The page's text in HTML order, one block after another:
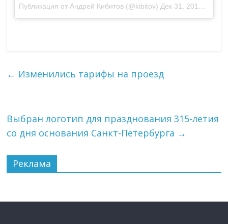
Публикация от Андрей Кибитов (@kibitov) Дек 31, 2017 at 9:43 PST
← Изменились тарифы на проезд
Выбран логотип для празднования 315-летия
со дня основания Санкт-Петербурга →
Реклама